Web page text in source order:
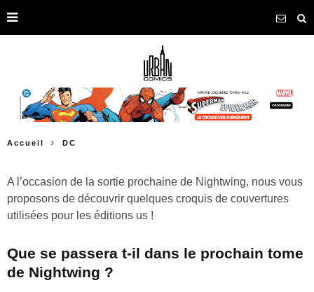
Accueil DC
A l’occasion de la sortie prochaine de Nightwing, nous vous
proposons de découvrir quelques croquis de couvertures
utilisées pour les éditions us !
Que se passera t-il dans le prochain tome
de Nightwing ?